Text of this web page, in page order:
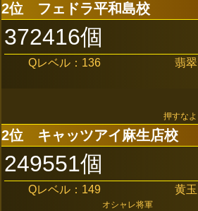
2位 フェドラ平和島校
372416個
Qレベル：136 翡
押すな
2位 キャッツアイ麻生店校
249551個
Qレベル：149 黄
オシャレ将軍